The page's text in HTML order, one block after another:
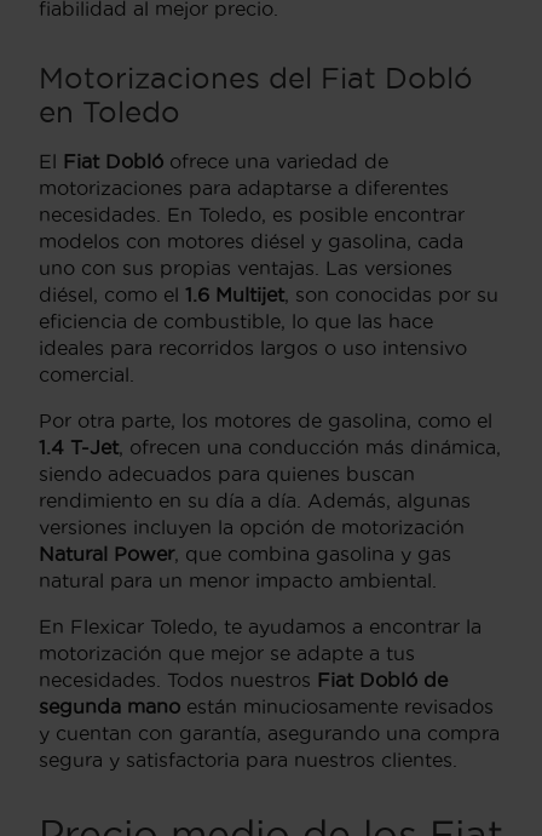
fiabilidad al mejor precio.
Motorizaciones del Fiat Dobló
en Toledo
El Fiat Dobló ofrece una variedad de
motorizaciones para adaptarse a diferentes
necesidades. En Toledo, es posible encontrar
modelos con motores diésel y gasolina, cada
uno con sus propias ventajas. Las versiones
diésel, como el 1.6 Multijet, son conocidas por su
eficiencia de combustible, lo que las hace
ideales para recorridos largos o uso intensivo
comercial.
Por otra parte, los motores de gasolina, como el
1.4 T-Jet, ofrecen una conducción más dinámica,
siendo adecuados para quienes buscan
rendimiento en su día a día. Además, algunas
versiones incluyen la opción de motorización
Natural Power, que combina gasolina y gas
natural para un menor impacto ambiental.
En Flexicar Toledo, te ayudamos a encontrar la
motorización que mejor se adapte a tus
necesidades. Todos nuestros Fiat Dobló de
segunda mano están minuciosamente revisados
y cuentan con garantía, asegurando una compra
segura y satisfactoria para nuestros clientes.